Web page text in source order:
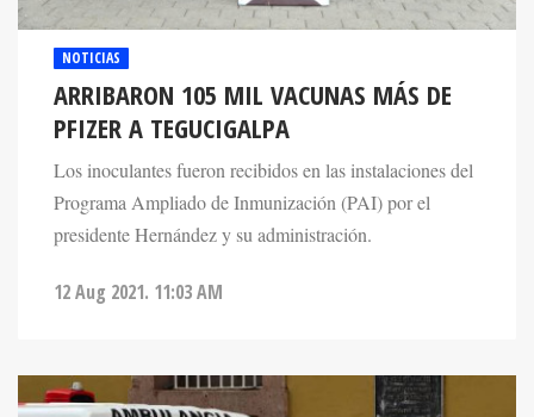
NOTICIAS
ARRIBARON 105 MIL VACUNAS MÁS DE
PFIZER A TEGUCIGALPA
Los inoculantes fueron recibidos en las instalaciones del
Programa Ampliado de Inmunización (PAI) por el
presidente Hernández y su administración.
12 Aug 2021. 11:03 AM